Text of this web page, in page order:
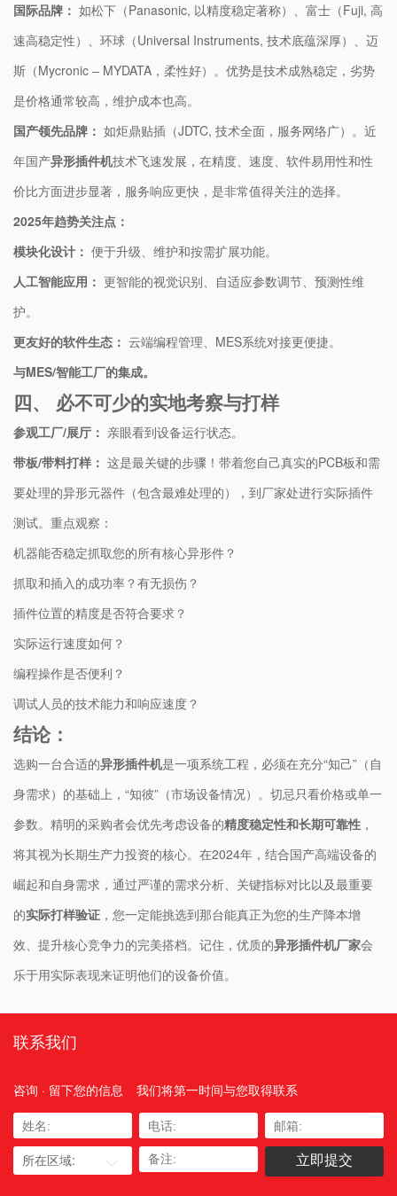
​国际品牌：​ ​ 如松下（Panasonic, 以精度稳定著称）、富士（Fuji, 高
速高稳定性）、环球（Universal Instruments, 技术底蕴深厚）、迈
斯（Mycronic – MYDATA，柔性好）。优势是技术成熟稳定，劣势
是价格通常较高，维护成本也高。
​国产领先品牌：​ ​ 如炬鼎贴插（JDTC, 技术全面，服务网络广）。近
年国产​​异形插件机​​技术飞速发展，在精度、速度、软件易用性和性
价比方面进步显著，服务响应更快，是非常值得关注的选择。
​2025年趋势关注点：​
​模块化设计：​ ​ 便于升级、维护和按需扩展功能。
​人工智能应用：​ ​ 更智能的视觉识别、自适应参数调节、预测性维
护。
​更友好的软件生态：​ ​ 云端编程管理、MES系统对接更便捷。
​与MES/智能工厂的集成。​
四、 必不可少的实地考察与打样
​参观工厂/展厅：​ ​ 亲眼看到设备运行状态。
​带板/带料打样：​ ​ 这是最关键的步骤！带着您自己真实的PCB板和需
要处理的异形元器件（包含最难处理的），到厂家处进行实际插件
测试。重点观察：
机器能否稳定抓取您的所有核心异形件？
抓取和插入的成功率？有无损伤？
插件位置的精度是否符合要求？
实际运行速度如何？
编程操作是否便利？
调试人员的技术能力和响应速度？
结论：
选购一台合适的​​异形插件机​​是一项系统工程，必须在充分“知己”（自
身需求）的基础上，“知彼”（市场设备情况）。切忌只看价格或单一
参数。精明的采购者会优先考虑设备的​​精度稳定性和长期可靠性​ ​，
将其视为长期生产力投资的核心。在2024年，结合国产高端设备的
崛起和自身需求，通过严谨的需求分析、关键指标对比以及最重要
的​​实际打样验证​ ​，您一定能挑选到那台能真正为您的生产降本增
效、提升核心竞争力的完美搭档。记住，优质的​​异形插件机厂家​​会
乐于用实际表现来证明他们的设备价值。
联系我们
咨询 · 留下您的信息 我们将第一时间与您取得联系
所在区域: